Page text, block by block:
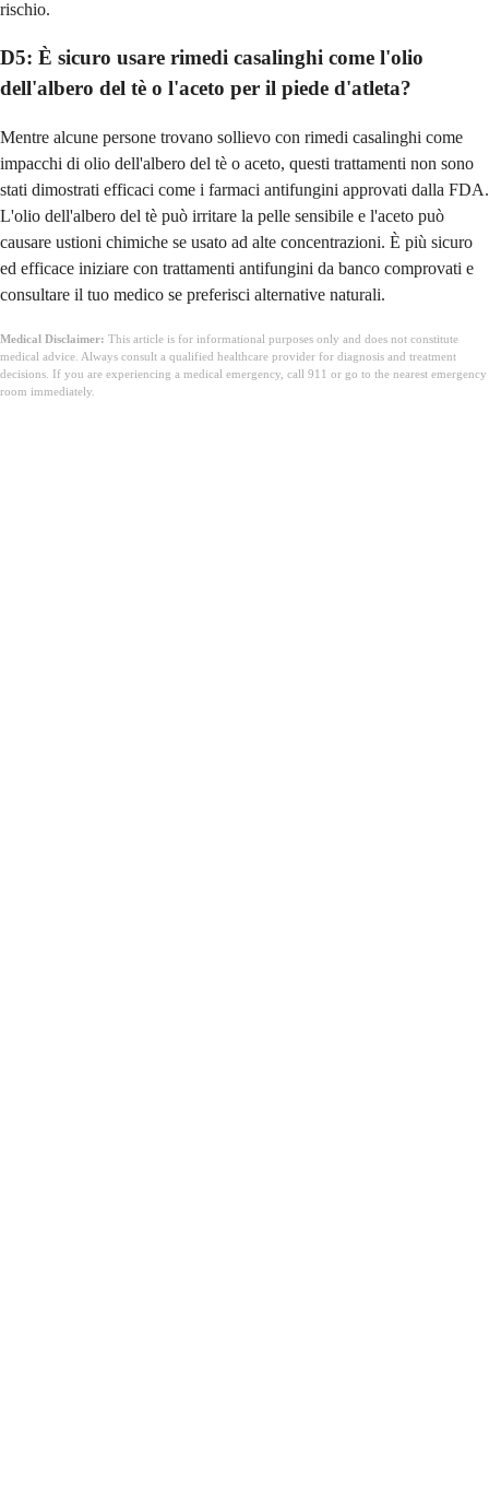
rischio.
D5: È sicuro usare rimedi casalinghi come l'olio
dell'albero del tè o l'aceto per il piede d'atleta?
Mentre alcune persone trovano sollievo con rimedi casalinghi come
impacchi di olio dell'albero del tè o aceto, questi trattamenti non sono
stati dimostrati efficaci come i farmaci antifungini approvati dalla FDA.
L'olio dell'albero del tè può irritare la pelle sensibile e l'aceto può
causare ustioni chimiche se usato ad alte concentrazioni. È più sicuro
ed efficace iniziare con trattamenti antifungini da banco comprovati e
consultare il tuo medico se preferisci alternative naturali.
Medical Disclaimer: This article is for informational purposes only and does not constitute
medical advice. Always consult a qualified healthcare provider for diagnosis and treatment
decisions. If you are experiencing a medical emergency, call 911 or go to the nearest emergency
room immediately.